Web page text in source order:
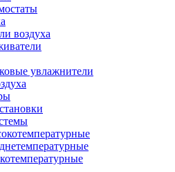
воздуха
увлажнители